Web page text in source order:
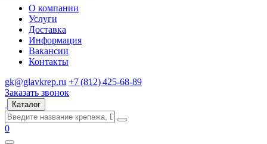
О компании
Услуги
Доставка
Информация
Вакансии
Контакты
gk@glavkrep.ru +7 (812) 425-68-89
Заказать звонок
Каталог
0